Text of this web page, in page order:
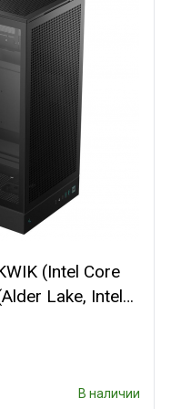
(Intel Core
Lake, Intel
ГБ ОЗУ/ Ninja
В наличии